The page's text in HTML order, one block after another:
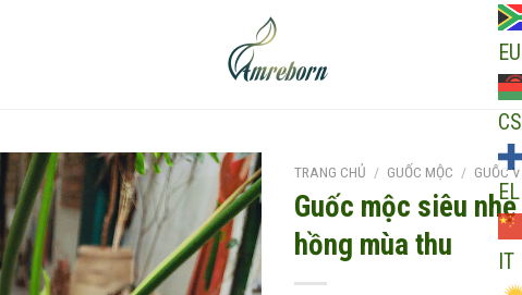
EU
CS
EL
IT
Add to
wishlist
TRANG CHỦ / GUỐC MỘC / GUỐC
Guốc mộc siêu
hồng mùa thu